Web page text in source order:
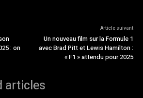
: on
Article suivant
Un nouveau film sur la Formule 1
avec Brad Pitt et Lewis Hamilton :
« F1 » attendu pour 2025
articles